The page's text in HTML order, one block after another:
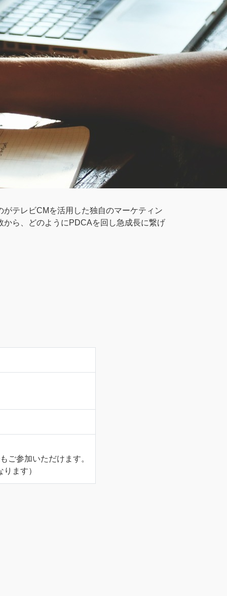
テレビCMを活用した独自のマーケティン
ら、どのようにPDCAを回し急成長に繋げ
ご参加いただけます。
ます）